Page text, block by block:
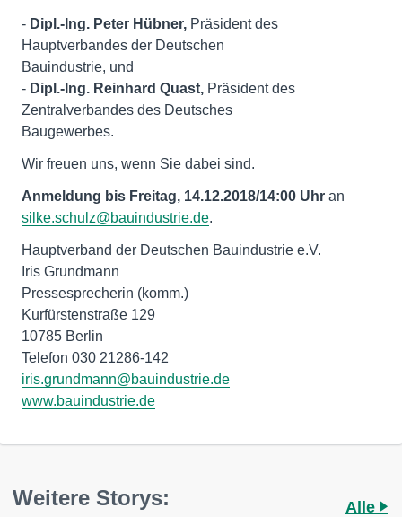
- Dipl.-Ing. Peter Hübner, Präsident des
Hauptverbandes der Deutschen
Bauindustrie, und
- Dipl.-Ing. Reinhard Quast, Präsident des
Zentralverbandes des Deutsches
Baugewerbes.
Wir freuen uns, wenn Sie dabei sind.
Anmeldung bis Freitag, 14.12.2018/14:00 Uhr an
silke.schulz@bauindustrie.de.
Hauptverband der Deutschen Bauindustrie e.V.
Iris Grundmann
Pressesprecherin (komm.)
Kurfürstenstraße 129
10785 Berlin
iris.grundmann@bauindustrie.de
www.bauindustrie.de
Weitere Storys:
Alle